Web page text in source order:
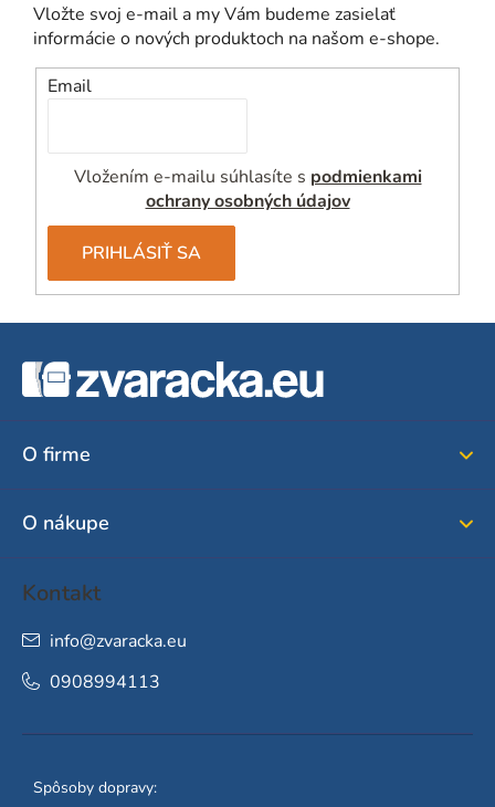
Vložte svoj e-mail a my Vám budeme zasielať
informácie o nových produktoch na našom e-shope.
Email
Vložením e-mailu súhlasíte s podmienkami
ochrany osobných údajov
PRIHLÁSIŤ SA
O firme
O nákupe
Kontakt
info@zvaracka.eu
0908994113
Spôsoby dopravy: